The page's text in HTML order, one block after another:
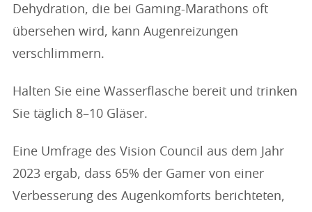
Dehydration, die bei Gaming-Marathons oft
übersehen wird, kann Augenreizungen
verschlimmern.
Halten Sie eine Wasserflasche bereit und trinken
Sie täglich 8–10 Gläser.
Eine Umfrage des Vision Council aus dem Jahr
2023 ergab, dass 65% der Gamer von einer
Verbesserung des Augenkomforts berichteten,